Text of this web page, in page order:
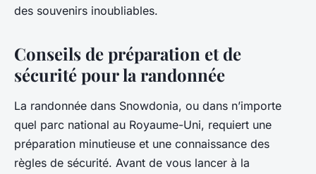
des souvenirs inoubliables.
Conseils de préparation et de
sécurité pour la randonnée
La randonnée dans Snowdonia, ou dans n’importe
quel parc national au Royaume-Uni, requiert une
préparation minutieuse et une connaissance des
règles de sécurité. Avant de vous lancer à la